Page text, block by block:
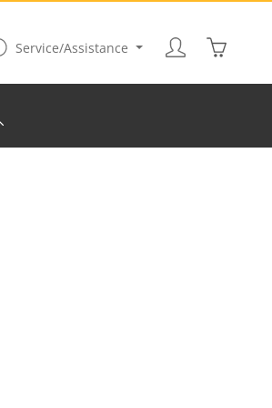
Service/Assistance Le